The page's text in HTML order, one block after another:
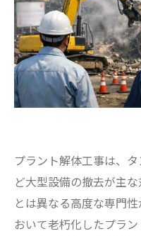
プラント解体工事は、
ど大型設備の撤去が主
とは異なる高度な専門
おいて老朽化したプラ